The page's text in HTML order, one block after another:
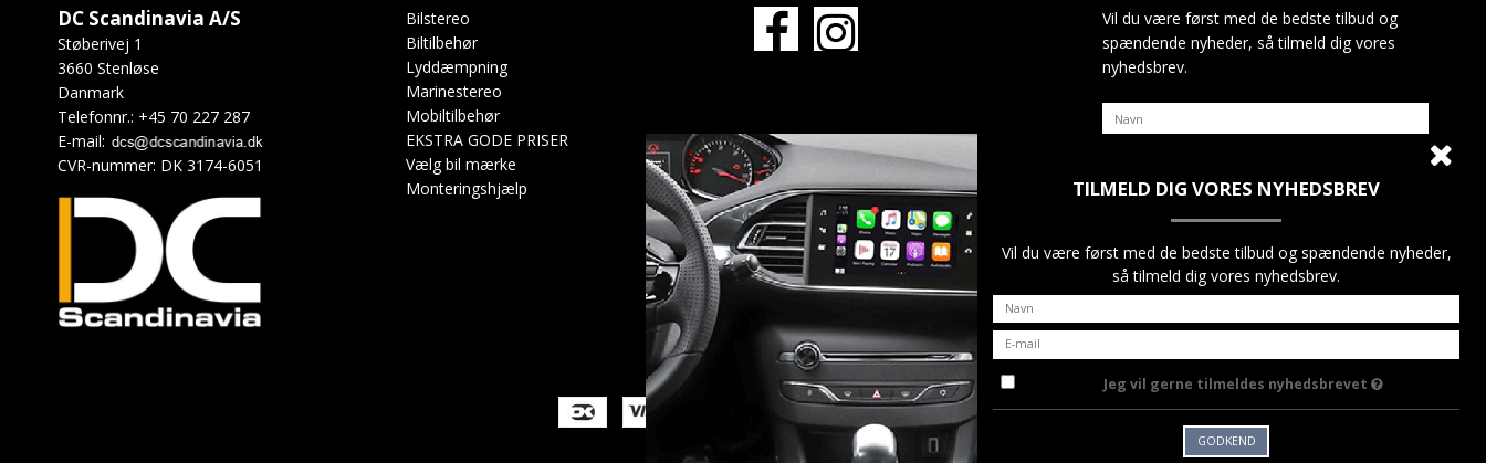
DC Scandinavia A/S
Støberivej 1
3660 Stenløse
Danmark
Telefonnr.: +45 70 227 287
E-mail:
CVR-nummer: DK 3174-6051
Bilstereo
Biltilbehør
Lyddæmpning
Marinestereo
Mobiltilbehør
EKSTRA GODE PRISER
Vælg bil mærke
Monteringshjælp
Vil du være først med de bedste tilbud og
spændende nyheder, så tilmeld dig vores
nyhedsbrev.
Jeg vil gerne tilmeldes nyhedsbrevet
GODKEND
TILMELD DIG VORES NYHEDSBREV
Vil du være først med de bedste tilbud og spændende nyheder,
så tilmeld dig vores nyhedsbrev.
Jeg vil gerne tilmeldes nyhedsbrevet
GODKEND